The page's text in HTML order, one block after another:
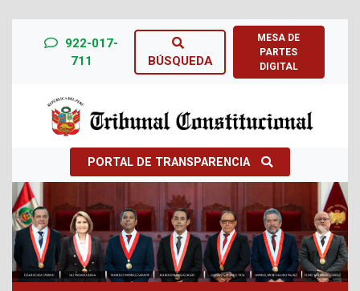
922-017-
711
BÚSQUEDA
MESA DE
PARTES
DIGITAL
PORTAL DE TRANSPARENCIA
Previous Next